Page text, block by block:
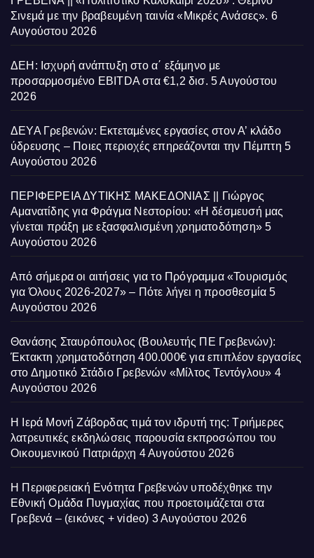
Σινεμά με την βραβευμένη ταινία «Μικρές Ανάσες». 6
Αυγούστου 2026
ΔΕΗ: Ισχυρή ανάπτυξη στο α΄ εξάμηνο με
προσαρμοσμένο EBITDA στα €1,2 δισ. 5 Αυγούστου
2026
ΔΕΥΑ Γρεβενών: Εκτεταμένες εργασίες στον Α’ κλάδο
ύδρευσης – Ποιες περιοχές επηρεάζονται την Πέμπτη 5
Αυγούστου 2026
ΠΕΡΙΦΕΡΕΙΑ ΔΥΤΙΚΗΣ ΜΑΚΕΔΟΝΙΑΣ || Γιώργος
Αμανατίδης για Φράγμα Νεστορίου: «Η δέσμευσή μας
γίνεται πράξη με εξασφαλισμένη χρηματοδότηση» 5
Αυγούστου 2026
Από σήμερα οι αιτήσεις για το Πρόγραμμα «Τουρισμός
για Όλους 2026-2027» – Πότε λήγει η προσθεσμία 5
Αυγούστου 2026
Θανάσης Σταυρόπουλος (Βουλευτής ΠΕ Γρεβενών):
Έκτακτη χρηματοδότηση 400.000€ για επιπλέον εργασίες
στο Δημοτικό Στάδιο Γρεβενών «Μίλτος Τεντόγλου» 4
Αυγούστου 2026
Η Ιερά Μονή Ζάβορδας τιμά τον ιδρυτή της: Τριήμερες
λατρευτικές εκδηλώσεις παρουσία εκπροσώπου του
Οικουμενικού Πατριάρχη 4 Αυγούστου 2026
Η Περιφερειακή Ενότητα Γρεβενών υποδέχθηκε την
Εθνική Ομάδα Πυγμαχίας που προετοιμάζεται στα
Γρεβενά – (εικόνες + video) 3 Αυγούστου 2026